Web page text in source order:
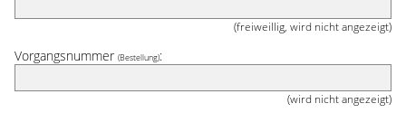
(freiweillig, wird nicht angezeigt)
Vorgangsnummer (Bestellung):
(wird nicht angezeigt)